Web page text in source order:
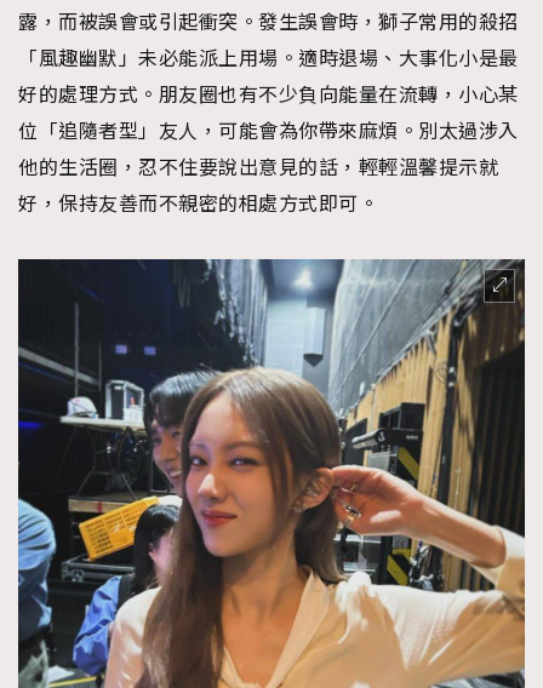
露，而被誤會或引起衝突。發生誤會時，獅子常用的殺招
「風趣幽默」未必能派上用場。適時退場、大事化小是最
好的處理方式。朋友圈也有不少負向能量在流轉，小心某
位「追隨者型」友人，可能會為你帶來麻煩。別太過涉入
他的生活圈，忍不住要說出意見的話，輕輕溫馨提示就
好，保持友善而不親密的相處方式即可。